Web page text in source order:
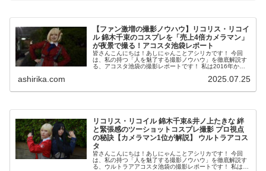
【ファン激増の撮影ノウハウ】リコリス・リコイ
ル 錦木千束のコスプレを「売上4倍カメラマン」
が夜景で撮る！アコスタ池袋レポート
皆さんこんにちは！あしにゃんことアシリカです！ 今回
は、私の持つ「人を魅了する撮影ノウハウ」を徹底解説す
る、アコスタ池袋の撮影レポートです！ 私は2016年から
ashirika.com 2025.07.25
リコリス・リコイル 錦木千束&井ノ上たきな 絆
と緊張感のツーショットコスプレ撮影 プロ視点
の秘訣【カメラマン1位が解説】 ウルトラアコス
タ
皆さんこんにちは！あしにゃんことアシリカです！ 今回
は、私の持つ「人を魅了する撮影ノウハウ」を徹底解説す
る、ウルトラアアコスタ池袋の撮影レポートです！ 私は